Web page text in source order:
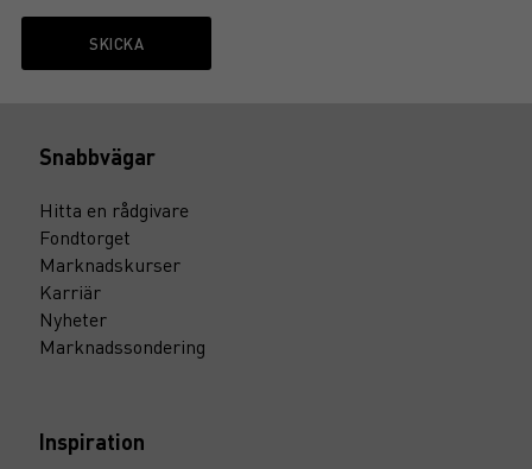
SKICKA
Snabbvägar
Hitta en rådgivare
Fondtorget
Marknadskurser
Karriär
Nyheter
Marknadssondering
Inspiration